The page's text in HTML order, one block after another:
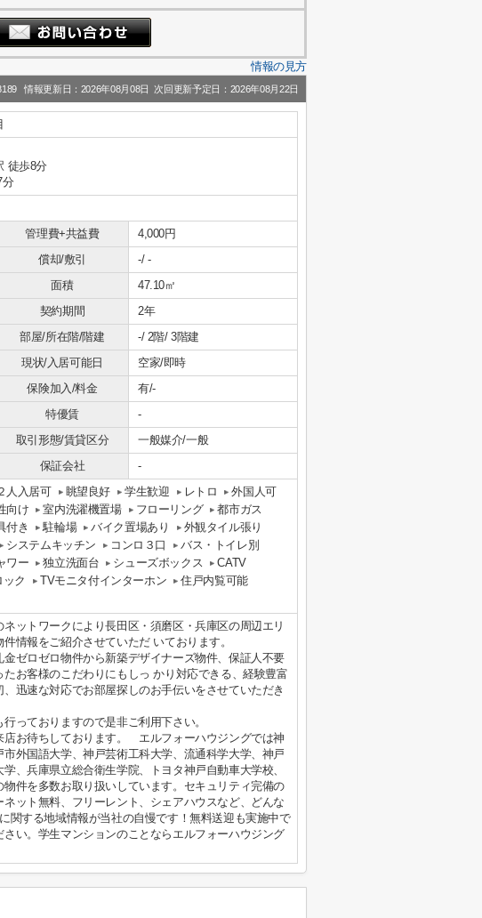
情報の見方
情報更新日：2026年08月08日 次回更新予定日：2026年08月22日
徒歩8分
分
管理費+共益費
4,000円
償却/敷引
-/ -
面積
47.10㎡
契約期間
2年
部屋/所在階/階建
-/ 2階/ 3階建
現状/入居可能日
空家/即時
保険加入/料金
有/-
特優賃
-
取引形態/賃貸区分
一般媒介/一般
保証会社 -
人入居可 眺望良好 学生歓迎 レトロ
外国人可
向け 室内洗濯機置場 フローリング
都市ガス
付き 駐輪場 バイク置場あり
外観タイル張り
システムキッチン コンロ３口
バス・トイレ別
ワー 独立洗面台 シューズボックス
CATV
ック TVモニタ付インターホン
住戸内覧可能
ットワークにより長田区・須磨区・兵庫区の周辺エリ
情報をご紹介させていただ いております。
ゼロゼロ物件から新築デザイナーズ物件、保証人不要
お客様のこだわりにもしっ かり対応できる、経験豊富
迅速な対応でお部屋探しのお手伝いをさせていただき
っておりますので是非ご利用下さい。
店お待ちしております。 エルフォーハウジングでは神
外国語大学、神戸芸術工科大学、流通科学大学、神戸
、兵庫県立総合衛生学院、トヨタ神戸自動車大学校、
件を多数お取り扱いしています。セキュリティ完備の
ット無料、フリーレント、シェアハウスなど、どんな
関する地域情報が当社の自慢です！無料送迎も実施中で
い。学生マンションのことならエルフォーハウジング